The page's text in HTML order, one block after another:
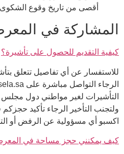
أقصى من تاريخ وقوع
المشاركة في
كيفية التقديم للحصول على تأشيرة؟
للاستفسار عن أي تفاصيل تتعلق
التأشيرات لغير مواطني دول مجلس
ولتجنب التأخير الرجاء تأكيد
اكسبو أي مسؤولية عن الرفض أو
كيف يمكنني حجز مساحة في